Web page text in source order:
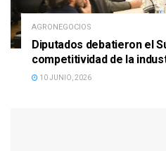
AGRONEGOCIOS
Diputados debatieron el
competitividad de la
10 JUNIO, 2026